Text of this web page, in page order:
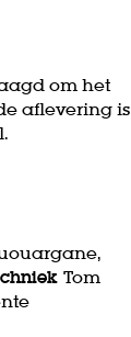
om het
aflevering is
Tom